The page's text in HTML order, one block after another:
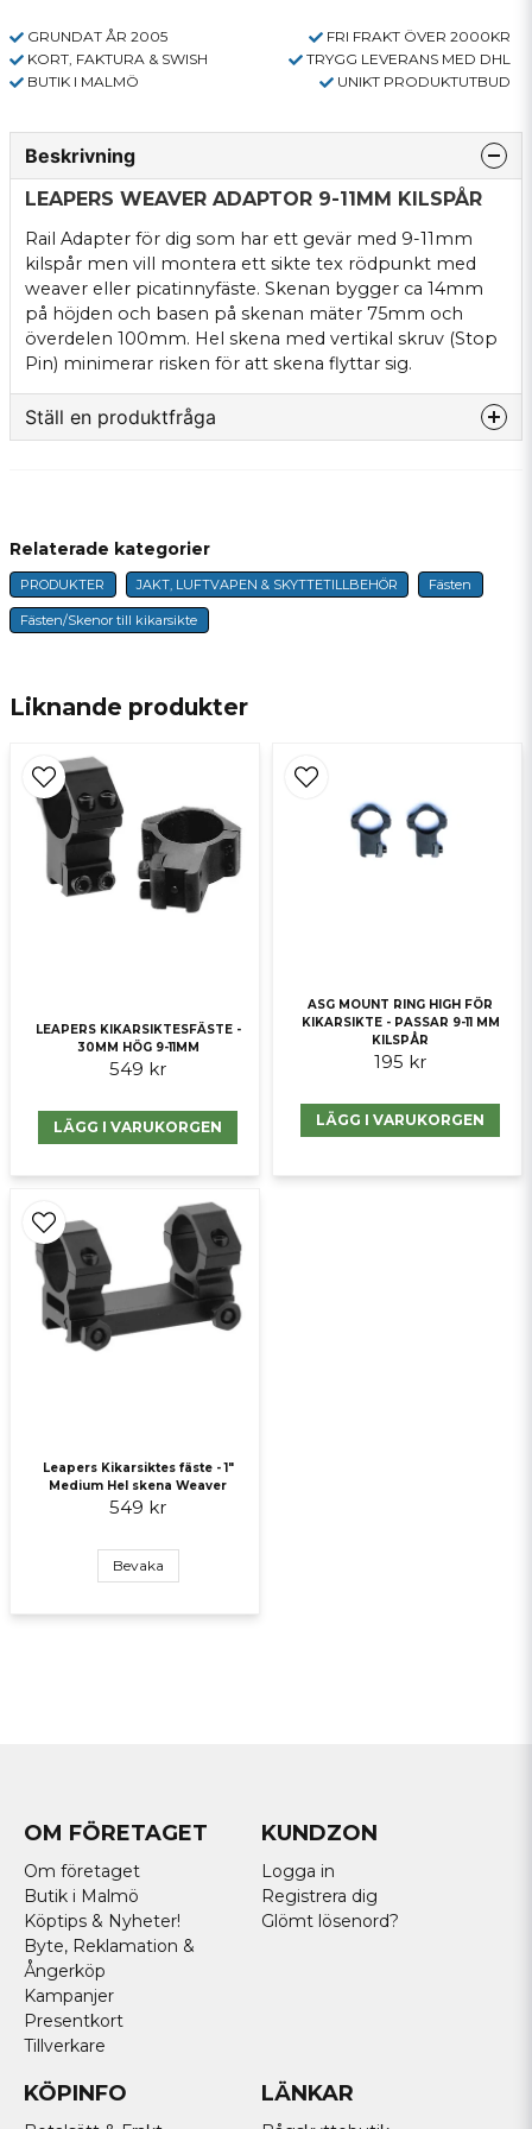
GRUNDAT ÅR 2005
FRI FRAKT ÖVER 2000KR
KORT, FAKTURA & SWISH
TRYGG LEVERANS MED DHL
BUTIK I MALMÖ
UNIKT PRODUKTUTBUD
Beskrivning
LEAPERS WEAVER ADAPTOR 9-11MM KILSPÅR
Rail Adapter för dig som har ett gevär med 9-11mm
kilspår men vill montera ett sikte tex rödpunkt med
weaver eller picatinnyfäste. Skenan bygger ca 14mm
på höjden och basen på skenan mäter 75mm och
överdelen 100mm. Hel skena med vertikal skruv (Stop
Pin) minimerar risken för att skena flyttar sig.
Ställ en produktfråga
name
Namn
email
E-postadress
Ja, ni får publicera min fråga
Skicka fråga
Liknande produkter
LEAPERS KIKARSIKTESFÄSTE -
30MM HÖG 9-11MM
549 kr
LÄGG I VARUKORGEN
ASG MOUNT RING HIGH FÖR
KIKARSIKTE - PASSAR 9-11 MM
KILSPÅR
195 kr
LÄGG I VARUKORGEN
Leapers Kikarsiktes fäste - 1"
Medium Hel skena Weaver
549 kr
Bevaka
Relaterade kategorier
PRODUKTER JAKT, LUFTVAPEN & SKYTTETILLBEHÖR Fästen
Fästen/Skenor till kikarsikte
OM FÖRETAGET
Om företaget
Butik i Malmö
Köptips & Nyheter!
Byte, Reklamation &
Ångerköp
Kampanjer
Presentkort
Tillverkare
KUNDZON
Logga in
Registrera dig
Glömt lösenord?
KÖPINFO LÄNKAR